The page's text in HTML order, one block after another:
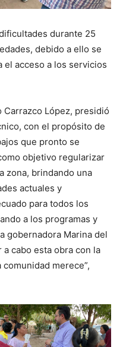
durante 25
debido a ello se
el acceso a los servicios
Carrazco López, presidió
con el propósito de
que pronto se
objetivo regularizar
zona, brindando una
actuales y
para todos los
a los programas y
gobernadora Marina del
cabo esta obra con la
merece”,